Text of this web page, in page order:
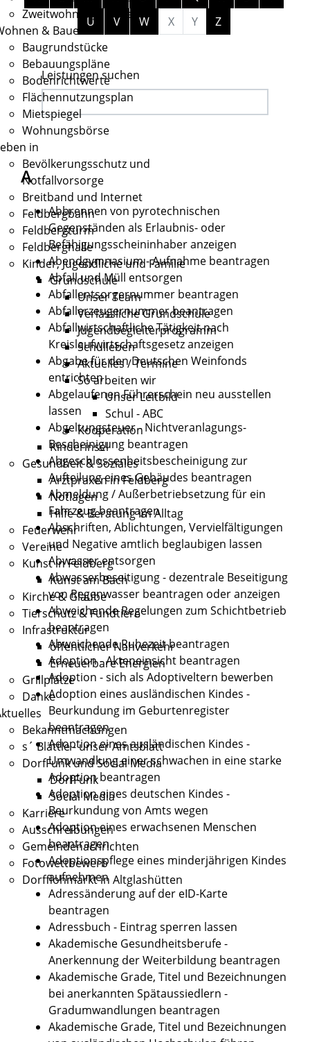
Zweitwohnungssteuer
& Bauen
Baugrundstücke
Bebauungspläne
Bodenrichtwerte
Flächennutzungsplan
Mietspiegel
Wohnungsbörse
in
Bevölkerungsschutz und
Notfallvorsorge
Breitband und Internet
Feldbergbahn
Feldbergturm
Feldberghalle
Kinder, Jugendliche und Familie
Grundschule
Unser Team
Verlässliche Grundschule
Jugendbegleiterprogramm
Schulleben
Aktuelles / Termine
So arbeiten wir
Unser Leitbild
Schul - ABC
Kooperation
Kinderinsel
Gesundheit & Soziales
Arztpraxen in Feldberg
Notlagen
Hilfe & Beratung im Alltag
Feuerwehr
Vereine
Kunst in Feldberg
Kunst am Bach
Kirche & Glaube
Tierschutz & Fundtiere
Infrastruktur
öffentlicher Nahverkehr
Erneuerbare Energien
Grillplätze
Danke
Bekanntmachungen
s´ Blättle - unser Amtsblatt
DorfFunk und Social Media
DorfFunk
Social Media
Karriere
Ausschreibungen
Gemeindenachrichten
Fotowettbewerb
Dorfflohmarkt in Altglashütten
U
V W X Y Z
Leistungen suchen
A
Abbrennen von pyrotechnischen
Gegenständen als Erlaubnis- oder
Befähigungsscheininhaber anzeigen
Abendgymnasium - Aufnahme beantragen
Abfall und Müll entsorgen
Abfallentsorgernummer beantragen
Abfallerzeugernummer beantragen
Abfallwirtschaftliche Tätigkeit nach
Kreislaufwirtschaftsgesetz anzeigen
Abgabe für den Deutschen Weinfonds
entrichten
Abgelaufenen Führerschein neu ausstellen
lassen
Abgeltungsteuer - Nichtveranlagungs-
Bescheinigung beantragen
Abgeschlossenheitsbescheinigung zur
Aufteilung eines Gebäudes beantragen
Abmeldung / Außerbetriebsetzung für ein
Fahrzeug beantragen
Abschriften, Ablichtungen, Vervielfältigungen
und Negative amtlich beglaubigen lassen
Abwasser entsorgen
Abwasserbeseitigung - dezentrale Beseitigung
von Regenwasser beantragen oder anzeigen
Abweichende Regelungen zum Schichtbetrieb
beantragen
Abweichende Ruhezeit beantragen
Adoption - Akteneinsicht beantragen
Adoption - sich als Adoptiveltern bewerben
Adoption eines ausländischen Kindes -
Beurkundung im Geburtenregister
beantragen
Adoption eines ausländischen Kindes -
Umwandlung einer schwachen in eine starke
Adoption beantragen
Adoption eines deutschen Kindes -
Beurkundung von Amts wegen
Adoption eines erwachsenen Menschen
beantragen
Adoptionspflege eines minderjährigen Kindes
aufnehmen
Adressänderung auf der eID-Karte
beantragen
Adressbuch - Eintrag sperren lassen
Akademische Gesundheitsberufe -
Anerkennung der Weiterbildung beantragen
Akademische Grade, Titel und Bezeichnungen
bei anerkannten Spätaussiedlern -
Gradumwandlungen beantragen
Akademische Grade, Titel und Bezeichnungen